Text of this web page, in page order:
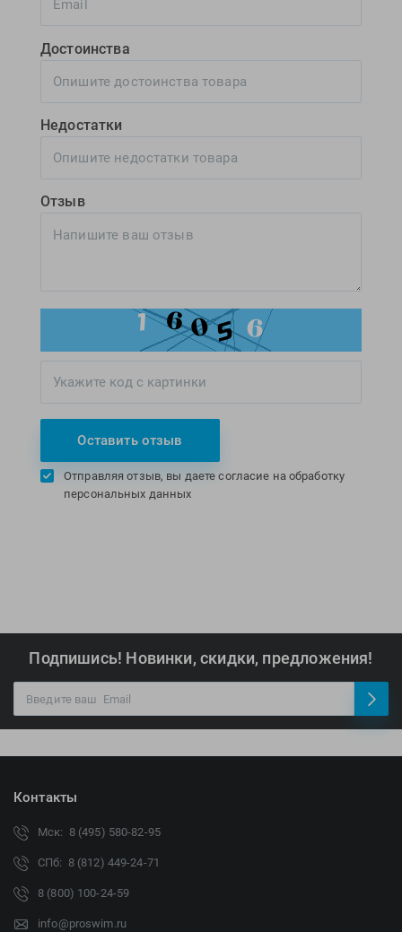
Достоинства
Недостатки
Отзыв
Оставить отзыв
Отправляя отзыв, вы даете согласие на обработку
персональных данных
Подпишись! Новинки, скидки, предложения!
Контакты
Мск: 8 (495) 580-82-95
СПб: 8 (812) 449-24-71
8 (800) 100-24-59
info@proswim.ru